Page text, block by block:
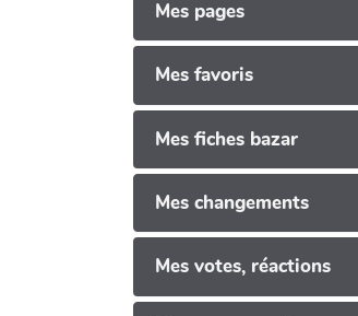
Mes pages
Mes favoris
Mes fiches bazar
Mes changements
Mes votes, réactions